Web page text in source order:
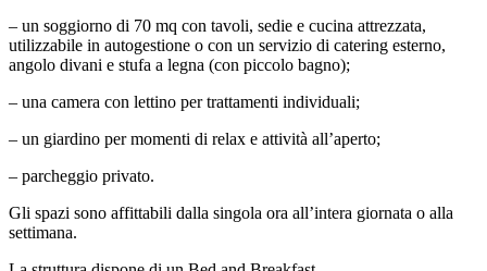
– un soggiorno di 70 mq con tavoli, sedie e cucina attrezzata,
utilizzabile in autogestione o con un servizio di catering esterno,
angolo divani e stufa a legna (con piccolo bagno);
– una camera con lettino per trattamenti individuali;
– un giardino per momenti di relax e attività all’aperto;
– parcheggio privato.
Gli spazi sono affittabili dalla singola ora all’intera giornata o alla
settimana.